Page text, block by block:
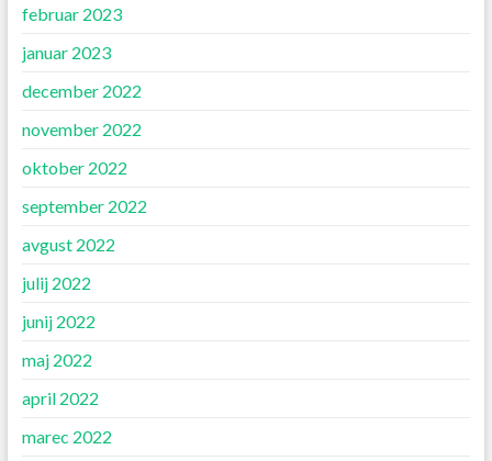
februar 2023
januar 2023
december 2022
november 2022
oktober 2022
september 2022
avgust 2022
julij 2022
junij 2022
maj 2022
april 2022
marec 2022